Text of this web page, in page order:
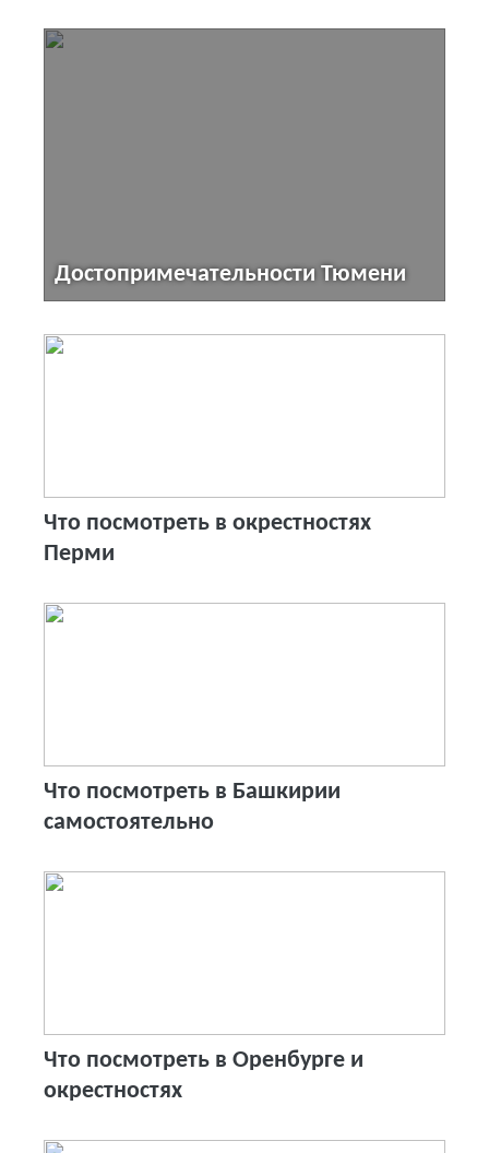
Достопримечательности Тюмени
Что посмотреть в окрестностях
Перми
Что посмотреть в Башкирии
самостоятельно
Что посмотреть в Оренбурге и
окрестностях